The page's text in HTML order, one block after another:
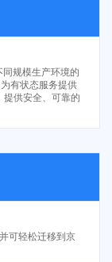
规模生产环境的
有状态服务提供
供安全、可靠的
可轻松迁移到京